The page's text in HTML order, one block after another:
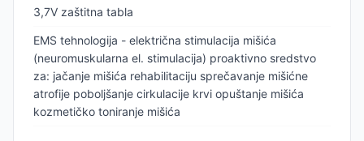
3,7V zaštitna tabla
EMS tehnologija - električna stimulacija mišića
(neuromuskularna el. stimulacija) proaktivno sredstvo
za: jačanje mišića rehabilitaciju sprečavanje mišićne
atrofije poboljšanje cirkulacije krvi opuštanje mišića
kozmetičko toniranje mišića